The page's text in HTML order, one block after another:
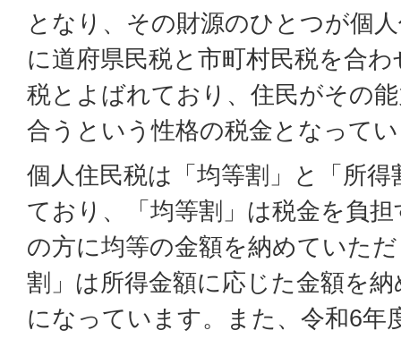
となり、その財源のひとつが個
に道府県民税と市町村民税を合
税とよばれており、住民がその
合うという性格の税金となって
個人住民税は「均等割」と「所
ており、「均等割」は税金を負
の方に均等の金額を納めていた
割」は所得金額に応じた金額を
になっています。また、令和6年